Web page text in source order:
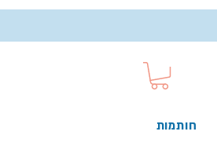
חותמות